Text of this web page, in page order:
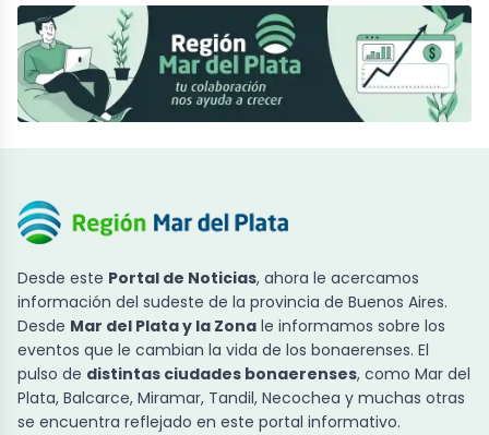
Desde este Portal de Noticias, ahora le acercamos
información del sudeste de la provincia de Buenos Aires.
Desde Mar del Plata y la Zona le informamos sobre los
eventos que le cambian la vida de los bonaerenses. El
pulso de distintas ciudades bonaerenses, como Mar del
Plata, Balcarce, Miramar, Tandil, Necochea y muchas otras
se encuentra reflejado en este portal informativo.